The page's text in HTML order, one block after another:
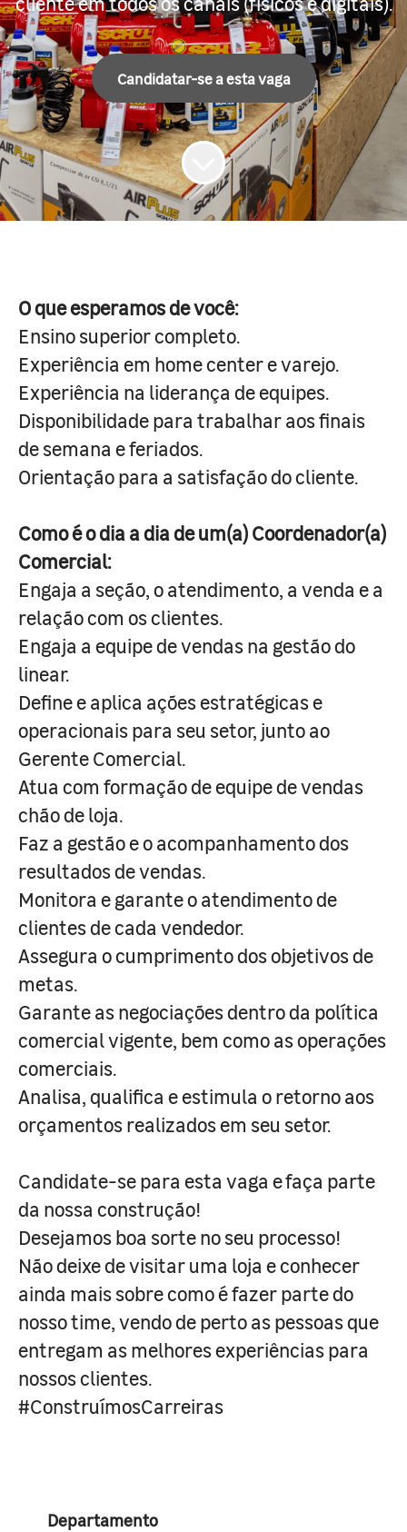
Candidatar-se a esta vaga
O que esperamos de você:
Ensino superior completo.
Experiência em home center e varejo.
Experiência na liderança de equipes.
Disponibilidade para trabalhar aos finais
de semana e feriados.
Orientação para a satisfação do cliente.
Como é o dia a dia de um(a) Coordenador(a)
Comercial:
Engaja a seção, o atendimento, a venda e a
relação com os clientes.
Engaja a equipe de vendas na gestão do
linear.
Define e aplica ações estratégicas e
operacionais para seu setor, junto ao
Gerente Comercial.
Atua com formação de equipe de vendas
chão de loja.
Faz a gestão e o acompanhamento dos
resultados de vendas.
Monitora e garante o atendimento de
clientes de cada vendedor.
Assegura o cumprimento dos objetivos de
metas.
Garante as negociações dentro da política
comercial vigente, bem como as operações
comerciais.
Analisa, qualifica e estimula o retorno aos
orçamentos realizados em seu setor.
Candidate-se para esta vaga e faça parte
da nossa construção!
Desejamos boa sorte no seu processo!
Não deixe de visitar uma loja e conhecer
ainda mais sobre como é fazer parte do
nosso time, vendo de perto as pessoas que
entregam as melhores experiências para
nossos clientes.
#ConstruímosCarreiras
Departamento